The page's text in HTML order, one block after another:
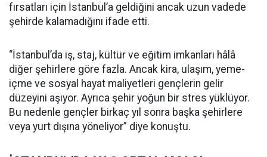
fırsatları için İstanbul’a geldiğini ancak uzun vadede
şehirde kalamadığını ifade etti.
“İstanbul’da iş, staj, kültür ve eğitim imkanları hâlâ
diğer şehirlere göre fazla. Ancak kira, ulaşım, yeme-
içme ve sosyal hayat maliyetleri gençlerin gelir
düzeyini aşıyor. Ayrıca şehir yoğun bir stres yüklüyor.
Bu nedenle gençler birkaç yıl sonra başka şehirlere
veya yurt dışına yöneliyor” diye konuştu.